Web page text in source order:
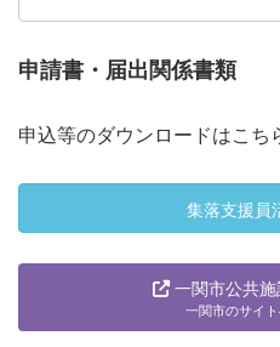
申請書・届出関係書類
申込等のダウンロードはこち
集落支援員
一関市公共
一関市のサイ